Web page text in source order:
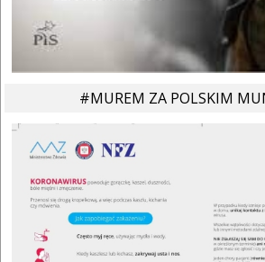
#MUREM ZA POLSKIM